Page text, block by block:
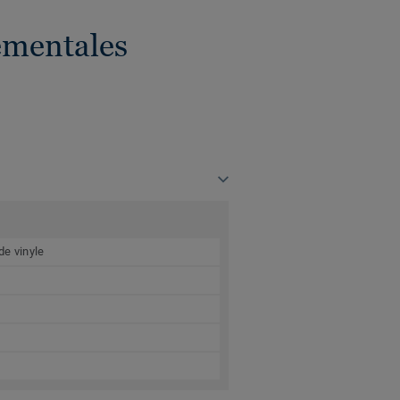
vinyle